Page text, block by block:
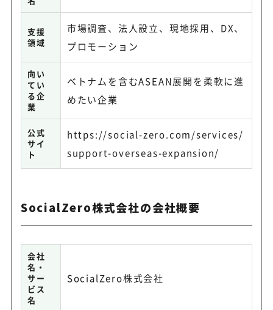
支援
領域
市場調査、法人設立、現地採用、DX、
プロモーション
向い
てい
る企
業
ベトナムを含むASEAN展開を柔軟に進
めたい企業
公式
サイ
ト
https://social-zero.com/services/
support-overseas-expansion/
SocialZero株式会社の会社概要
会社
名・
サー
ビス
名
SocialZero株式会社